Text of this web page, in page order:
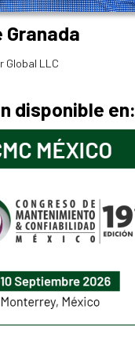
Granada
Global LLC
disponible en: